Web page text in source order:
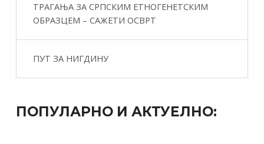
ТРАГАЊА ЗА СРПСКИМ ЕТНОГЕНЕТСКИМ
ОБРАЗЦЕМ – САЖЕТИ ОСВРТ
ПУТ ЗА НИГДИНУ
ПОПУЛАРНО И АКТУЕЛНО: